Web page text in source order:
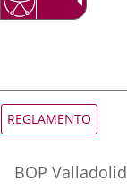
Tipo
de
REGLAMENTO
boletin
BOP Valladolid